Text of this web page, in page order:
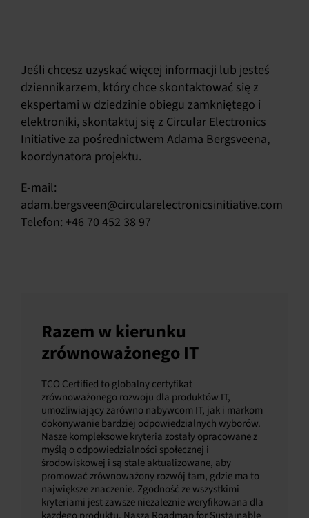
Jeśli chcesz uzyskać więcej informacji lub jesteś
dziennikarzem, który chce skontaktować się z
ekspertami w dziedzinie obiegu zamkniętego i
elektroniki, skontaktuj się z Circular Electronics
Initiative za pośrednictwem Adama Bergsveena,
koordynatora projektu.
E-mail:
adam.bergsveen@circularelectronicsinitiative.com
Telefon: +46 70 452 38 97
Razem w kierunku
zrównoważonego IT
TCO Certified to globalny certyfikat
zrównoważonego rozwoju dla produktów IT,
umożliwiający zarówno nabywcom IT, jak i markom
dokonywanie bardziej odpowiedzialnych wyborów.
Nasze kompleksowe kryteria zostały opracowane z
myślą o odpowiedzialności społecznej i
środowiskowej i są stale aktualizowane, aby
promować zrównoważony rozwój tam, gdzie ma to
największe znaczenie. Zgodność ze wszystkimi
kryteriami jest zawsze niezależnie weryfikowana dla